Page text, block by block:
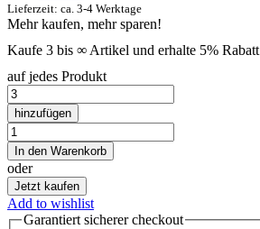
Lieferzeit: ca. 3-4 Werktage
Mehr kaufen, mehr sparen!
Kaufe 3 bis ∞ Artikel und erhalte 5% Rabatt
auf jedes Produkt
Orange
Superior
Blend
Vape
Kartusche
Menge
hinzufügen
Orange
Superior
Blend
Vape
Kartusche
Menge
In den Warenkorb
oder
Jetzt kaufen
Add to wishlist
Garantiert sicherercheckout